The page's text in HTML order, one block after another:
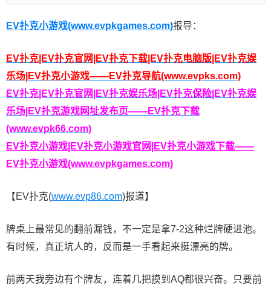
EV扑克小游戏(www.evpkgames.com)报导：
EV扑克|EV扑克官网|EV扑克下载|EV扑克电脑版|EV扑克娱
乐场|EV扑克小游戏——EV扑克导航(www.evpks.com)
EV扑克|EV扑克官网|EV扑克娱乐场|EV扑克保险|EV扑克娱
乐场|EV扑克游戏网址发布页——EV扑克下载
(www.evpk66.com)
EV扑克小游戏|EV扑克小游戏官网|EV扑克小游戏下载——
EV扑克小游戏(www.evpkgames.com)
【EV扑克(www.evp86.com)报道】
牌桌上最常见的翻前漏钱，不一定是拿7-2这种烂牌硬进池。
有时候，真正坑人的，反而是一手看起来挺漂亮的牌。
前两天我旁边有个牌友，连着几把摸到AQ都很兴奋。只要前